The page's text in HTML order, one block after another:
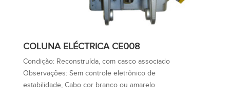
COLUNA ELÉCTRICA CE008
Condição: Reconstruída, com casco associado
Observações: Sem controle eletrônico de
estabilidade, Cabo cor branco ou amarelo